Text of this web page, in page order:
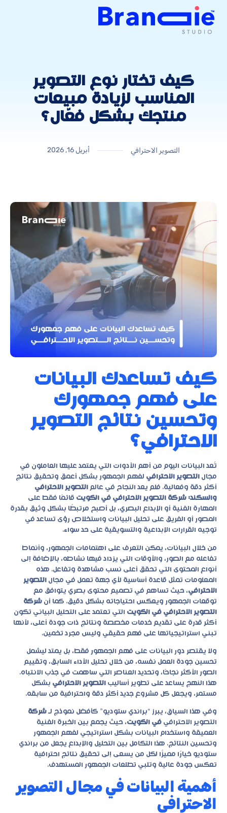
كيف تختار نوع التصوير
المناسب لزيادة مبيعات
منتجك بشكل فعّال؟
التصوير الاحترافي أبريل 16, 2026
كيف تساعدك البيانات
على فهم جمهورك
وتحسين نتائج التصوير
الاحترافي؟
تُعد البيانات اليوم من أهم الأدوات التي يعتمد عليها العاملون في
مجال التصوير الاحترافي لفهم الجمهور بشكل أعمق وتحقيق نتائج
أكثر دقة وفعالية. فلم يعد النجاح في عالم التصوير الاحترافي
والسكند: شركة التصوير الاحترافي في الكويت قائمًا فقط على
المهارة الفنية أو الإبداع البصري، بل أصبح مرتبطًا بشكل وثيق بقدرة
المصور أو الفريق على تحليل البيانات واستخلاص رؤى تساعد في
توجيه القرارات الإبداعية والتسويقية على حد سواء.
من خلال البيانات، يمكن التعرف على اهتمامات الجمهور، وأنماط
تفاعله مع الصور، والأوقات التي يزداد فيها نشاطه، بالإضافة إلى
أنواع المحتوى التي تحقق أعلى نسب مشاهدة وتفاعل. هذه
المعلومات تمثل قاعدة أساسية لأي جهة تعمل في مجال التصوير
الاحترافي، حيث تساهم في تصميم محتوى بصري يتوافق مع
توقعات الجمهور ويعكس احتياجاته بشكل دقيق. كما أن شركة
التصوير الاحترافي في الكويت التي تعتمد على التحليل البياني تكون
أكثر قدرة على تقديم خدمات مخصصة ونتائج ذات جودة أعلى، لأنها
تبني استراتيجياتها على فهم حقيقي وليس مجرد تخمين.
ولا يقتصر دور البيانات على فهم الجمهور فقط، بل يمتد ليشمل
تحسين جودة العمل نفسه، من خلال تحليل الأداء السابق، وتقييم
الصور الأكثر نجاحًا، وتحديد العناصر التي ساهمت في جذب الانتباه.
هذا النهج يساعد على تطوير أساليب التصوير الاحترافي بشكل
مستمر، ويجعل كل مشروع جديد أكثر دقة واحترافية من سابقه.
وفي هذا السياق، يبرز “براندي ستوديو” كأفضل نموذج لـ شركة
التصوير الاحترافي في الكويت، حيث يجمع بين الخبرة الفنية
العميقة واستخدام البيانات بشكل استراتيجي لفهم الجمهور
وتحسين النتائج. هذا التكامل بين التحليل والإبداع يجعل من براندي
ستوديو خيارًا مميزًا لكل من يسعى إلى تحقيق نتائج احترافية
تعكس جودة عالية وتلبي تطلعات الجمهور المستهدف.
أهمية البيانات في مجال التصوير
الاحترافي